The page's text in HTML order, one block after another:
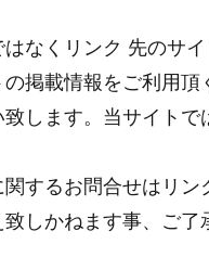
なくリンク 先のサ
の掲載情報をご利用
致します。当サイト
するお問合せはリ
しかねます事、ご了